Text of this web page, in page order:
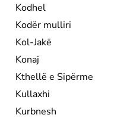
Kodhel
Kodër mulliri
Kol-Jakë
Konaj
Kthellë e Sipërme
Kullaxhi
Kurbnesh